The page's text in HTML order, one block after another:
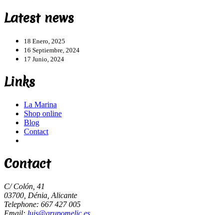
Latest news
18 Enero, 2025
16 Septiembre, 2024
17 Junio, 2024
Links
La Marina
Shop online
Blog
Contact
Contact
C/ Colón, 41
03700, Dénia, Alicante
Telephone: 667 427 005
Email: luis@grupomelic.es